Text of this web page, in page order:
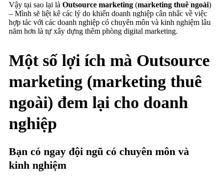
Vậy tại sao lại là Outsource marketing (marketing thuê ngoài)
– Mình sẽ liệt kê các lý do khiến doanh nghiệp cân nhắc về việc
hợp tác với các doanh nghiệp có chuyên môn và kinh nghiệm lâu
năm hơn là tự xây dựng thêm phòng digital marketing.
Một số lợi ích mà Outsource
marketing (marketing thuê
ngoài) đem lại cho doanh
nghiệp
Bạn có ngay đội ngũ có chuyên môn và
kinh nghiệm